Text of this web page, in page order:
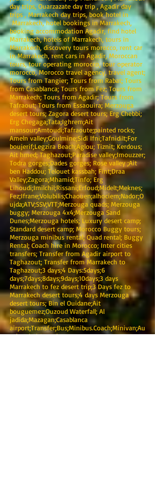
day trips, Ouarzazate day trip , Agadir day
trips , Marrakech day trips, book hotel in
Marrakech, hotel bookings in Marrakech,
booking accommodation Agadir, find hotel
Marrakech, hotels of Marrakech, tours in
Marrakech, discovery tours morocco, rent car
in Marrakech, rent cars in Agadir, Moroccan
tours, tour operating morocco, tour operator
morocco, Morocco travel agency, travel agent;
Tours from Tangier; Tours from Rabat; Tours
from Casablanca; Tours from Fez; Tours from
Marrakech; Tours from Agadir; Tours from
Tafraout; Tours from Essaouira; Merzouga
desert tours; Zagora desert tours; Erg Chebbi;
Erg Chegaga;Tata;Ighrem;Ait
mansour;Amtoudi;Tafraoute;painted rocks;
Ameln valley;Goulmine;Sidi Ifni;Tafnidilt;For
boujerif;Legzira Beach;Aglou; Tiznit; Kerdous;
Ait hmed; Taghazout;Paradise valley;Imouzzer;
Todra gorges;Dades gorges; Rose valley ;Ait
ben Haddou; Telouet kassbah; Fint;Draa
Valley;Zagora;Mhamid;Tinfo; Erg
Lihoudi;Imilchil;Rissani;Erfoud;Midelt;Meknes;
Fez;Ifrane;Volubilis;Chaouen;alhociem;Nador;O
ujda;ATV;SSV;VTT;Merzouga quads; Merzouga
buggy; Merzouga 4x4;Merzouga Sand
Dunes;Merzouga hotels; Luxury desert camp;
Standard desert camp; Morocco Buggy tours;
Merzouga minibus rental; Quad rental; Buggy
Rental; Coach hire in Morocco; Inter cities
transfers; Transfer from Agadir airport to
Taghazout; Transfer from Marrakech to
Taghazout;3 days;4 Days:5days;6
days;7days;8days;9days;10days;3 days
Marrakech to fez desert trip;3 Days fez to
Marrakech desert tours;4 days Merzouga
desert tours; Bin el Ouidane;Ait
bouguemez;Ouzoud Waterfall; Al
jadida;Mazagan;Casablanca
airport;Transfer;Bus;Minibus.Coach;Minivan;Au
tobus;4x4;Location